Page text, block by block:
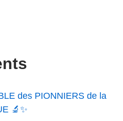
des PIONNIERS de la
🔬✨